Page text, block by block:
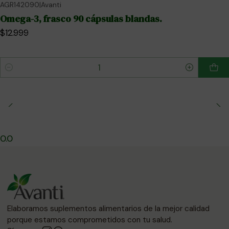
AGR142090|Avanti
Omega-3, frasco 90 cápsulas blandas.
$12.999
0.0
Elaboramos suplementos alimentarios de la mejor calidad
porque estamos comprometidos con tu salud.